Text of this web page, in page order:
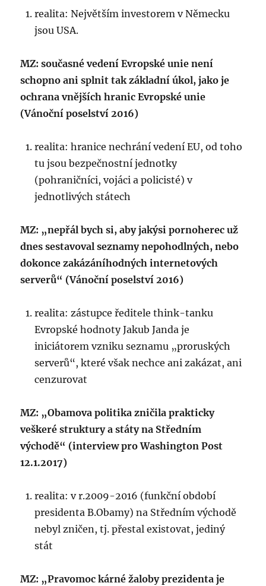
realita: Největším investorem v Německu
jsou USA.
MZ: současné vedení Evropské unie není
schopno ani splnit tak základní úkol, jako je
ochrana vnějších hranic Evropské unie
(Vánoční poselství 2016)
realita: hranice nechrání vedení EU, od toho
tu jsou bezpečnostní jednotky
(pohraničníci, vojáci a policisté) v
jednotlivých státech
MZ: „nepřál bych si, aby jakýsi pornoherec už
dnes sestavoval seznamy nepohodlných, nebo
dokonce zakázáníhodných internetových
serverů“ (Vánoční poselství 2016)
realita: zástupce ředitele think-tanku
Evropské hodnoty Jakub Janda je
iniciátorem vzniku seznamu „proruských
serverů“, které však nechce ani zakázat, ani
cenzurovat
MZ: „Obamova politika zničila prakticky
veškeré struktury a státy na Středním
východě“ (interview pro Washington Post
12.1.2017)
realita: v r.2009-2016 (funkční období
presidenta B.Obamy) na Středním východě
nebyl zničen, tj. přestal existovat, jediný
stát
MZ: „Pravomoc kárné žaloby prezidenta je